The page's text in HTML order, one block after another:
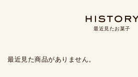
最近見たお菓子
最近見た商品がありません。